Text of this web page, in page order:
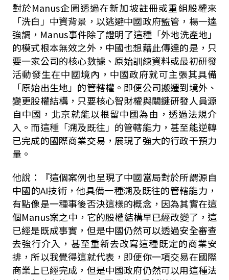
對於Manus企圖透過在新加坡註冊或重組股權來
「洗白」中資背景，以逃避中國政府監管，楊一逵
強調， Manus事件除了證明了這種「外地洗產地」
的模式根本無效之外，中國也想藉此傳達的是，只
要一家公司的核心數據、原始訓練資料或最初研發
活動發生在中國境內，中國政府就可主張其具備
「原始出生地」的管轄權。即便公司搬遷到境外、
變更股權結構，只要核心智財權與關鍵研發人員源
自中國，北京就能以根留中國為由，透過法規介
入。而這種「溯及既往」的管轄能力，甚至能逆轉
已完成的國際商業交易，展現了強大的行政干預力
量。
他說：『這個案例也呈現了中國當局對於所謂源自
中國的AI技術，他具備一種溯及既往的管轄能力，
有點像是一種事後否決這樣的概念，因為其實在這
個Manus案之中，它的股權結構早已經改變了，這
已經是既成事實，但是中國仍然可以透過安全審查
去強行介入，甚至重新去改寫這種既定的商業安
排，所以我覺得這就代表，即便你一項交易在國際
商業上已經完成，但是中國政府仍然可以用這種法